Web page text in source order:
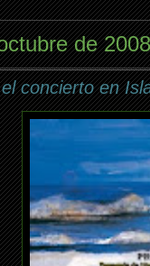
de 2008
concierto en